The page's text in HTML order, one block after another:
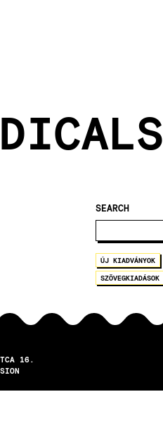
SEARCH
ÚJ KIADVÁNYOK
SZÖVEGKIADÁSOK
16.